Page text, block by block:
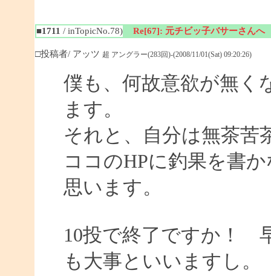
■1711 / inTopicNo.78) Re[67]: 元チビッ子バサーさんへ
□投稿者/ アッツ 超 アングラー(283回)-(2008/11/01(Sat) 09:20:26)
僕も、何故意欲が無く
ます。
それと、自分は無茶苦
ココのHPに釣果を書
思います。
10投で終了ですか！
も大事といいますし